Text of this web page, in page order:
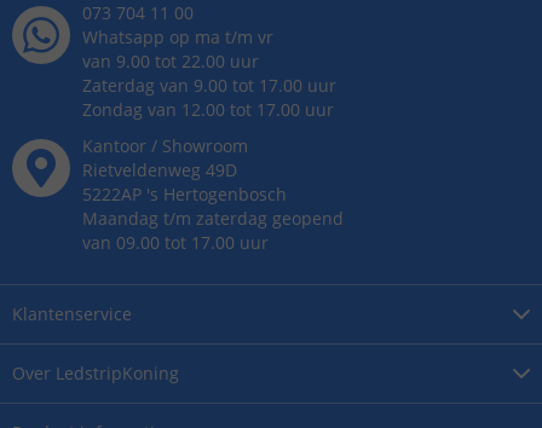
Over LedstripKoning
Klantenservice
073 704 11 00
Whatsapp op ma t/m vr
van 9.00 tot 22.00 uur
Zaterdag van 9.00 tot 17.00 uur
Zondag van 12.00 tot 17.00 uur
Kantoor / Showroom
Rietveldenweg 49D
5222AP 's Hertogenbosch
Maandag t/m zaterdag geopend
van 09.00 tot 17.00 uur